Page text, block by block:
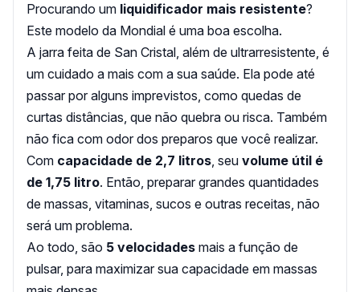
Procurando um liquidificador mais resistente?
Este modelo da Mondial é uma boa escolha.
A jarra feita de San Cristal, além de ultrarresistente, é
um cuidado a mais com a sua saúde. Ela pode até
passar por alguns imprevistos, como quedas de
curtas distâncias, que não quebra ou risca. Também
não fica com odor dos preparos que você realizar.
Com capacidade de 2,7 litros, seu volume útil é
de 1,75 litro. Então, preparar grandes quantidades
de massas, vitaminas, sucos e outras receitas, não
será um problema.
Ao todo, são 5 velocidades mais a função de
pulsar, para maximizar sua capacidade em massas